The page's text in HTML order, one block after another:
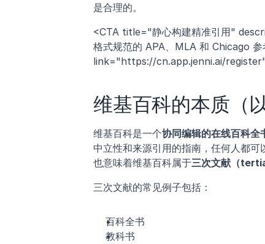
是合理的。
<CTA title="静心构建精准引用"
格式规范的 APA、MLA 和 Chicago
link="https://cn.app.jenni.ai/
维基百科的本质（
维基百科是一个协同编辑的在线百科全
中立性和来源引用的指南，任何人都
也意味着维基百科属于三次文献（
三次文献的常见例子包括：
百科全书
教科书